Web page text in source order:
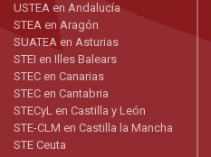
USTEA en Andalucía
STEA en Aragón
SUATEA en Asturias
STEI en Illes Balears
STEC en Canarias
STEC en Cantabria
STECyL en Castilla y León
STE-CLM en Castilla la Mancha
STE Ceuta